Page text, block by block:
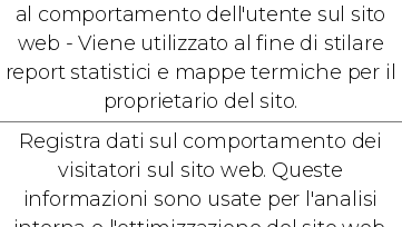
al comportamento dell'utente sul sito
web - Viene utilizzato al fine di stilare
report statistici e mappe termiche per il
proprietario del sito.
Registra dati sul comportamento dei
visitatori sul sito web. Queste
informazioni sono usate per l'analisi